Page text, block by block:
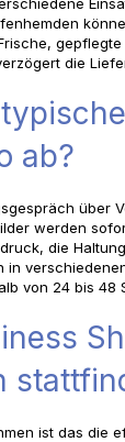
die
ab?
über
werden
die
von 24 bis 48
ist das die